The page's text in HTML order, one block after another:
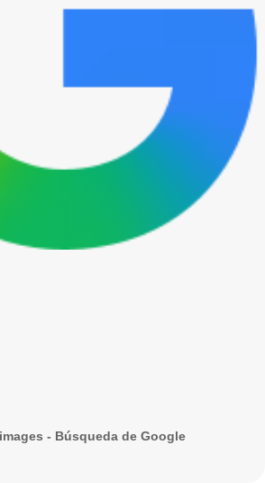
- Búsqueda de Google